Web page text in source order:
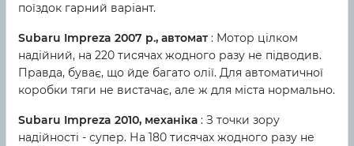
поїздок гарний варіант.
Subaru Impreza 2007 р., автомат : Мотор цілком
надійний, на 220 тисячах жодного разу не підводив.
Правда, буває, що йде багато олії. Для автоматичної
коробки тяги не вистачає, але ж для міста нормально.
Subaru Impreza 2010, механіка : З точки зору
надійності - супер. На 180 тисячах жодного разу не